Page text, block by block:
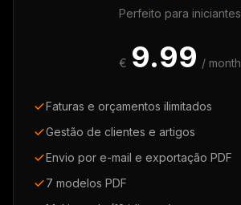
Perfeito para iniciantes
€ 9.99 / month
Faturas e orçamentos ilimitados
Gestão de clientes e artigos
Envio por e-mail e exportação PDF
7 modelos PDF